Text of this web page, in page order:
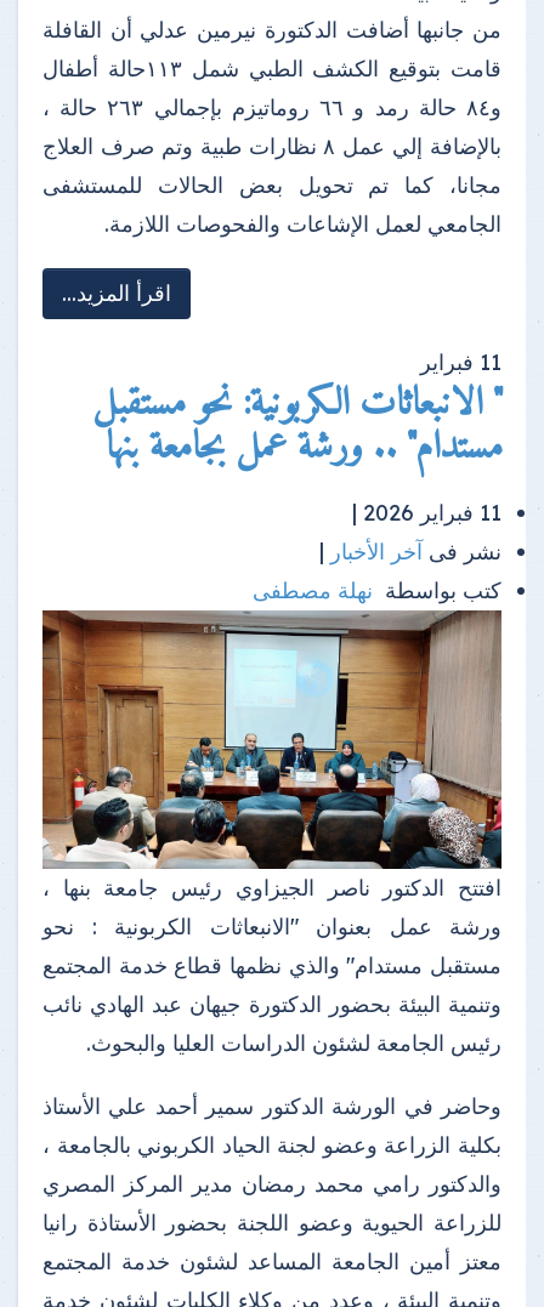
من جانبها أضافت الدكتورة نيرمين عدلي أن القافلة
قامت بتوقيع الكشف الطبي شمل ١١٣حالة أطفال
و٨٤ حالة رمد و ٦٦ روماتيزم بإجمالي ٢٦٣ حالة ،
بالإضافة إلي عمل ٨ نظارات طبية وتم صرف العلاج
مجانا، كما تم تحويل بعض الحالات للمستشفى
الجامعي لعمل الإشاعات والفحوصات اللازمة.
اقرأ المزيد...
11 فبراير
" الانبعاثات الكربونية: نحو مستقبل
مستدام" .. ورشة عمل بجامعة بنها
11 فبراير 2026 |
نشر فى آخر الأخبار |
كتب بواسطة نهلة مصطفى
افتتح الدكتور ناصر الجيزاوي رئيس جامعة بنها ،
ورشة عمل بعنوان "الانبعاثات الكربونية : نحو
مستقبل مستدام" والذي نظمها قطاع خدمة المجتمع
وتنمية البيئة بحضور الدكتورة جيهان عبد الهادي نائب
رئيس الجامعة لشئون الدراسات العليا والبحوث.
وحاضر في الورشة الدكتور سمير أحمد علي الأستاذ
بكلية الزراعة وعضو لجنة الحياد الكربوني بالجامعة ،
والدكتور رامي محمد رمضان مدير المركز المصري
للزراعة الحيوية وعضو اللجنة بحضور الأستاذة رانيا
معتز أمين الجامعة المساعد لشئون خدمة المجتمع
وتنمية البيئة ، وعدد من وكلاء الكليات لشئون خدمة